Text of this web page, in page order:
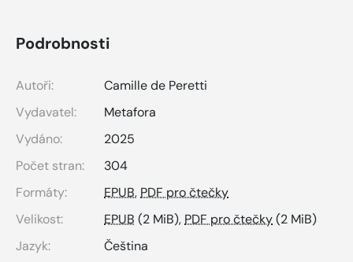
Podrobnosti
Autoři:
Camille de Peretti
Vydavatel:
Metafora
Vydáno:
2025
Počet stran:
304
Formáty:
EPUB, PDF pro čtečky
Velikost:
EPUB (2 MiB), PDF pro čtečky(2 MiB)
Jazyk:
Čeština